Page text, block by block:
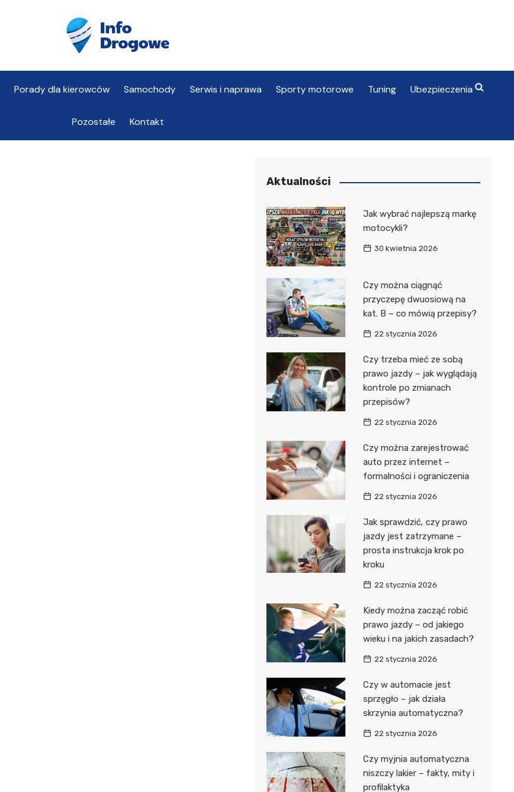
Porady dla kierowców Samochody Serwis i naprawa Sporty motorowe Tuning Ubezpieczenia
Pozostałe Kontakt
Aktualności
Jak wybrać najlepszą markę
motocykli?
30 kwietnia 2026
Czy można ciągnąć
przyczepę dwuosiową na
kat. B – co mówią przepisy?
22 stycznia 2026
Czy trzeba mieć ze sobą
prawo jazdy – jak wyglądają
kontrole po zmianach
przepisów?
22 stycznia 2026
Czy można zarejestrować
auto przez internet –
formalności i ograniczenia
22 stycznia 2026
Jak sprawdzić, czy prawo
jazdy jest zatrzymane –
prosta instrukcja krok po
kroku
22 stycznia 2026
Kiedy można zacząć robić
prawo jazdy – od jakiego
wieku i na jakich zasadach?
22 stycznia 2026
Czy w automacie jest
sprzęgło – jak działa
skrzynia automatyczna?
22 stycznia 2026
Czy myjnia automatyczna
niszczy lakier – fakty, mity i
profilaktyka